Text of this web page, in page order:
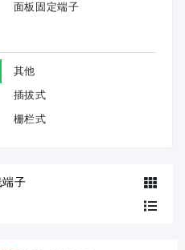
面板固定端子
其他
插拔式
栅栏式
端子